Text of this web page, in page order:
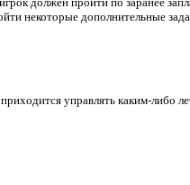
некоторые дополнительные
управлять каким-либо